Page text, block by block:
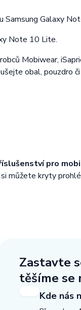
Samsung Galaxy
Note 10 Lite.
Mobiwear,
obal, pouzdro
pro
můžete kryty
Zastavte
těšíme se
Kde nás